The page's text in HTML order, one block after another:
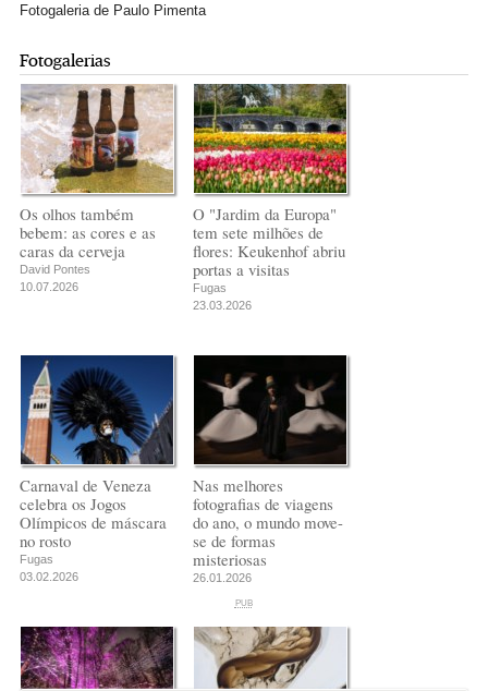
Fotogaleria de Paulo Pimenta
Fotogalerias
Os olhos também
bebem: as cores e as
caras da cerveja
David Pontes
10.07.2026
O "Jardim da Europa"
tem sete milhões de
flores: Keukenhof abriu
portas a visitas
Fugas
23.03.2026
Carnaval de Veneza
celebra os Jogos
Olímpicos de máscara
no rosto
Fugas
03.02.2026
Nas melhores
fotografias de viagens
do ano, o mundo move-
se de formas
misteriosas
26.01.2026
PUB
PUB
PUB